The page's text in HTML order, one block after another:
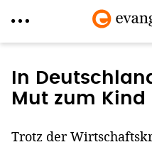
zum
Inhalt
In
Mut zum Kind
Trotz der